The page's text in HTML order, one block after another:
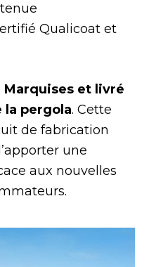
Qualicoat et
Marquises et livré
la pergola. Cette
de fabrication
une
aux nouvelles